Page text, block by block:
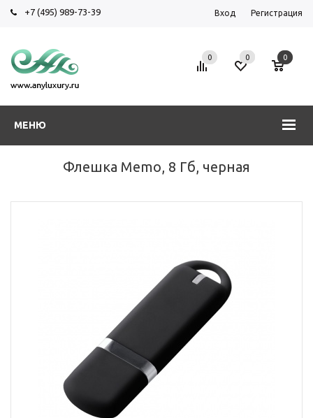
+7 (495) 989-73-39 Вход Регистрация
МЕНЮ
0 0 0
Флешка Memo, 8 Гб, черная